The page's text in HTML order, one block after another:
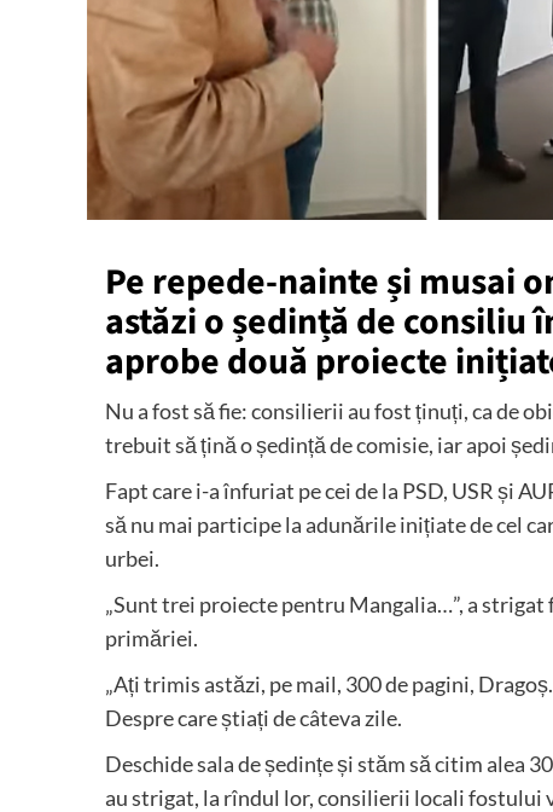
Pe repede-nainte și musai
astăzi o ședință de consiliu
aprobe două proiecte
Nu a fost să fie: consilierii au fost ținuți, ca de
trebuit să țină o ședință de comisie, iar apoi
Fapt care i-a înfuriat pe cei de la PSD, USR și
să nu mai participe la adunările inițiate de cel
urbei.
„Sunt trei proiecte pentru Mangalia…”, a
primăriei.
„Ați trimis astăzi, pe mail, 300 de pagini,
Despre care știați de câteva zile.
Deschide sala de ședințe și stăm să citim alea
au strigat, la rîndul lor, consilierii locali fostului